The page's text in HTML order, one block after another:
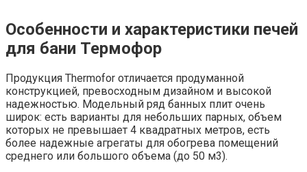
Особенности и характеристики печей
для бани Термофор
Продукция Thermofor отличается продуманной
конструкцией, превосходным дизайном и высокой
надежностью. Модельный ряд банных плит очень
широк: есть варианты для небольших парных, объем
которых не превышает 4 квадратных метров, есть
более надежные агрегаты для обогрева помещений
среднего или большого объема (до 50 м3).